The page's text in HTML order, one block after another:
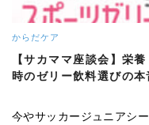
からだケア
【サカママ座談会】栄
時のゼリー飲料選びの本
今やサッカージュニアシ